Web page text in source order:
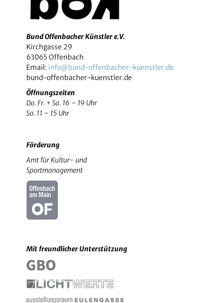
Bund Offenbacher Künstler e.V.
Kirchgasse 29
63065 Offenbach
Email: info@bund-offenbacher-kuenstler.de
bund-offenbacher-kuenstler.de
Öffnungszeiten
Do. Fr. + Sa. 16 – 19 Uhr
So. 11 – 15 Uhr
Förderung
Amt für Kultur- und
Sportmanagement
Mit freundlicher Unterstützung